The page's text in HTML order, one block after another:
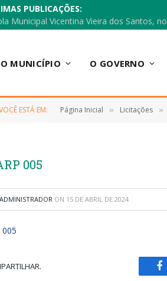
PUBLICAÇÕES:
O MUNICÍPIO O GOVERNO
ESTÁ EM: Página Inicial » Licitações »
005
ADMINISTRADOR ON 15 DE ABRIL DE 2024
005